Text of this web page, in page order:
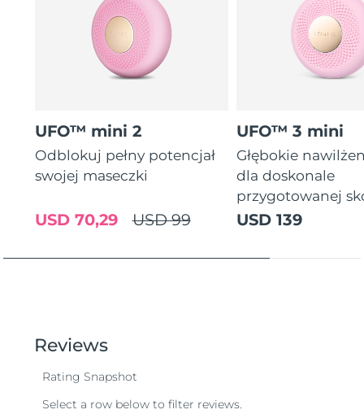
UFO™ mini 2
Odblokuj pełny potencjał
swojej maseczki
USD 99
USD 70,29
UFO™ 3 mini
Głębokie
dla doskonale
przygotowanej
USD 139